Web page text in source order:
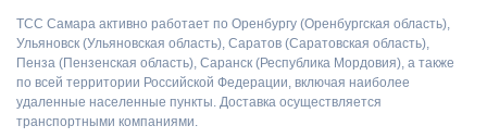
ТСС Самара активно работает по Оренбургу (Оренбургская область),
Ульяновск (Ульяновская область), Саратов (Саратовская область),
Пенза (Пензенская область), Саранск (Республика Мордовия), а также
по всей территории Российской Федерации, включая наиболее
удаленные населенные пункты. Доставка осуществляется
транспортными компаниями.